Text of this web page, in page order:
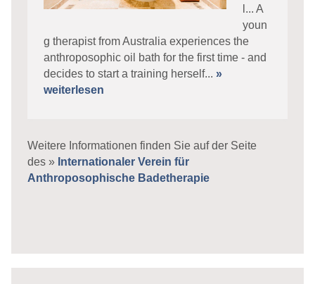
l... A
youn
g therapist from Australia experiences the
anthroposophic oil bath for the first time - and
decides to start a training herself... »
weiterlesen
Weitere Informationen finden Sie auf der Seite
des » Internationaler Verein für
Anthroposophische Badetherapie